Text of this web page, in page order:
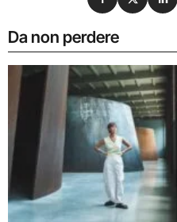
Da non perdere